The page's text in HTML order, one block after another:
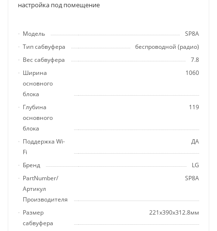
настройка под помещение
Модель
SP8A
Тип сабвуфера
беспроводной (радио)
Вес сабвуфера
7.8
Ширина
основного
блока
1060
Глубина
основного
блока
119
Поддержка Wi-
Fi
ДА
Бренд
LG
PartNumber/
Артикул
Производителя
SP8A
Размер
сабвуфера
221x390x312.8мм